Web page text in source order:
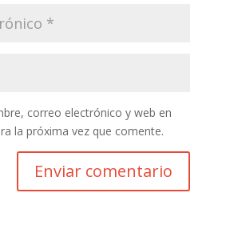
correo electrónico y web en
la próxima vez que comente.